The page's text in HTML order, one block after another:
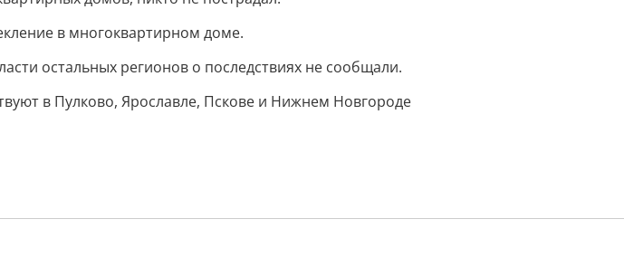
в многоквартирном доме.
остальных регионов о последствиях не сообщали.
в Пулково, Ярославле, Пскове и Нижнем Новгороде